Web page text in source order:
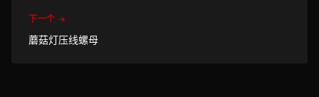
下一个 →
蘑菇灯压线螺母